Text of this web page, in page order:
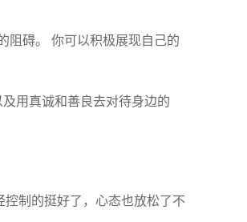
阻碍。 你可以积极展现自己的
用真诚和善良去对待身边的
制的挺好了，心态也放松了不